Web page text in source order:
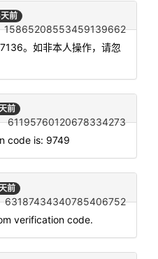
前
15865208553459139662
。如非本人操作，请忽
前
61195760120678334273
code is: 9749
前
63187434340785406752
verification code.